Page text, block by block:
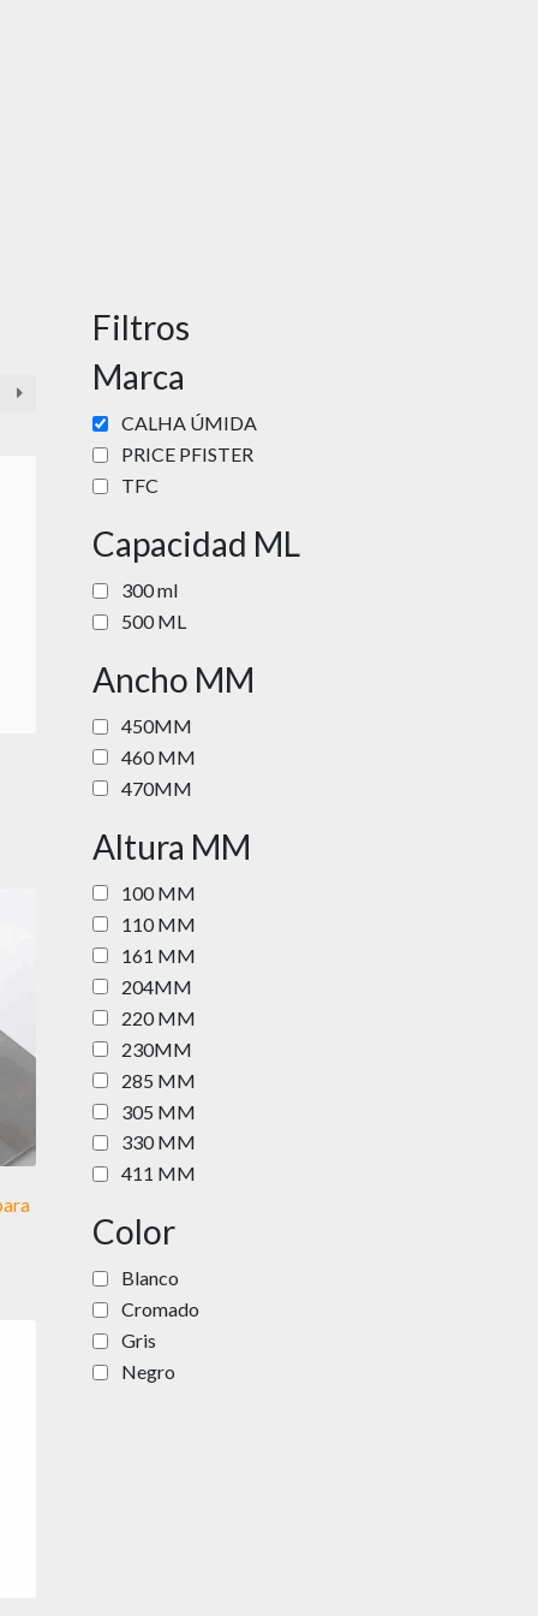
Filtros
Marca
CALHA ÚMIDA
PRICE PFISTER
TFC
Capacidad ML
300 ml
500 ML
Ancho MM
450MM
460 MM
470MM
Altura MM
100 MM
110 MM
161 MM
204MM
220 MM
230MM
285 MM
305 MM
330 MM
411 MM
Color
Blanco
Cromado
Gris
Negro